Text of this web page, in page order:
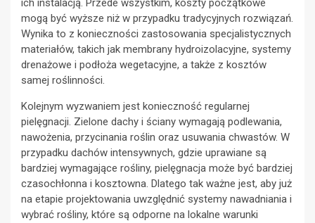
ich instalacją. Przede wszystkim, koszty początkowe
mogą być wyższe niż w przypadku tradycyjnych rozwiązań.
Wynika to z konieczności zastosowania specjalistycznych
materiałów, takich jak membrany hydroizolacyjne, systemy
drenażowe i podłoża wegetacyjne, a także z kosztów
samej roślinności.
Kolejnym wyzwaniem jest konieczność regularnej
pielęgnacji. Zielone dachy i ściany wymagają podlewania,
nawożenia, przycinania roślin oraz usuwania chwastów. W
przypadku dachów intensywnych, gdzie uprawiane są
bardziej wymagające rośliny, pielęgnacja może być bardziej
czasochłonna i kosztowna. Dlatego tak ważne jest, aby już
na etapie projektowania uwzględnić systemy nawadniania i
wybrać rośliny, które są odporne na lokalne warunki